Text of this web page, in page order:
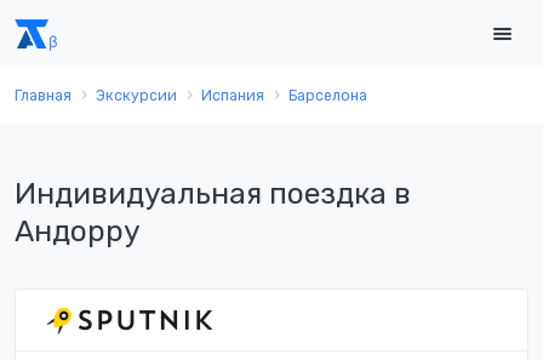
Главная Экскурсии Испания Барселона
Индивидуальная поездка в
Андорру